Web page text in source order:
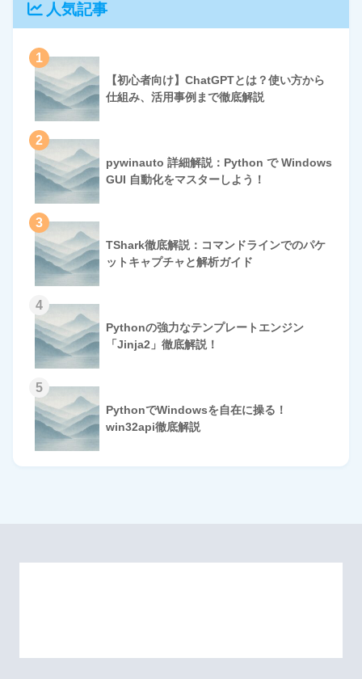
人気記事
1
【初心者向け】ChatGPTとは？使い方から
仕組み、活用事例まで徹底解説
2
pywinauto 詳細解説：Python で Windows
GUI 自動化をマスターしよう！
3
TShark徹底解説：コマンドラインでのパケ
ットキャプチャと解析ガイド
4
Pythonの強力なテンプレートエンジン
「Jinja2」徹底解説！
5
PythonでWindowsを自在に操る！
win32api徹底解説